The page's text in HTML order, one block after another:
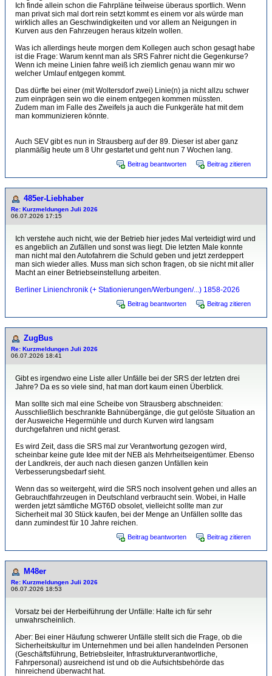
Ich finde allein schon die Fahrpläne teilweise überaus sportlich. Wenn
man privat sich mal dort rein setzt kommt es einem vor als würde man
wirklich alles an Geschwindigkeiten und vor allem an Neigungen in
Kurven aus den Fahrzeugen heraus kitzeln wollen.
Was ich allerdings heute morgen dem Kollegen auch schon gesagt habe
ist die Frage: Warum kennt man als SRS Fahrer nicht die Gegenkurse?
Wenn ich meine Linien fahre weiß ich ziemlich genau wann mir wo
welcher Umlauf entgegen kommt.
Das dürfte bei einer (mit Woltersdorf zwei) Linie(n) ja nicht allzu schwer
zum einprägen sein wo die einem entgegen kommen müssten.
Zudem man im Falle des Zweifels ja auch die Funkgeräte hat mit dem
man kommunizieren könnte.
Auch SEV gibt es nun in Strausberg auf der 89. Dieser ist aber ganz
planmäßig heute um 8 Uhr gestartet und geht nun 7 Wochen lang.
Beitrag beantworten Beitrag zitieren
485er-Liebhaber
Re: Kurzmeldungen Juli 2026
06.07.2026 17:15
Ich verstehe auch nicht, wie der Betrieb hier jedes Mal verteidigt wird und
es angeblich an Zufällen und sonst was liegt. Die letzten Male konnte
man nicht mal den Autofahrern die Schuld geben und jetzt zerdeppert
man sich wieder alles. Muss man sich schon fragen, ob sie nicht mit aller
Macht an einer Betriebseinstellung arbeiten.
Berliner Linienchronik (+ Stationierungen/Werbungen/...) 1858-2026
Beitrag beantworten Beitrag zitieren
ZugBus
Re: Kurzmeldungen Juli 2026
06.07.2026 18:41
Gibt es irgendwo eine Liste aller Unfälle bei der SRS der letzten drei
Jahre? Da es so viele sind, hat man dort kaum einen Überblick.
Man sollte sich mal eine Scheibe von Strausberg abschneiden:
Ausschließlich beschrankte Bahnübergänge, die gut gelöste Situation an
der Ausweiche Hegermühle und durch Kurven wird langsam
durchgefahren und nicht gerast.
Es wird Zeit, dass die SRS mal zur Verantwortung gezogen wird,
scheinbar keine gute Idee mit der NEB als Mehrheitseigentümer. Ebenso
der Landkreis, der auch nach diesen ganzen Unfällen kein
Verbesserungsbedarf sieht.
Wenn das so weitergeht, wird die SRS noch insolvent gehen und alles an
Gebrauchtfahrzeugen in Deutschland verbraucht sein. Wobei, in Halle
werden jetzt sämtliche MGT6D obsolet, vielleicht sollte man zur
Sicherheit mal 30 Stück kaufen, bei der Menge an Unfällen sollte das
dann zumindest für 10 Jahre reichen.
Beitrag beantworten Beitrag zitieren
M48er
Re: Kurzmeldungen Juli 2026
06.07.2026 18:53
Vorsatz bei der Herbeiführung der Unfälle: Halte ich für sehr
unwahrscheinlich.
Aber: Bei einer Häufung schwerer Unfälle stellt sich die Frage, ob die
Sicherheitskultur im Unternehmen und bei allen handelnden Personen
(Geschäftsführung, Betriebsleiter, Infrastrukturverantwortliche,
Fahrpersonal) ausreichend ist und ob die Aufsichtsbehörde das
hinreichend überwacht hat.